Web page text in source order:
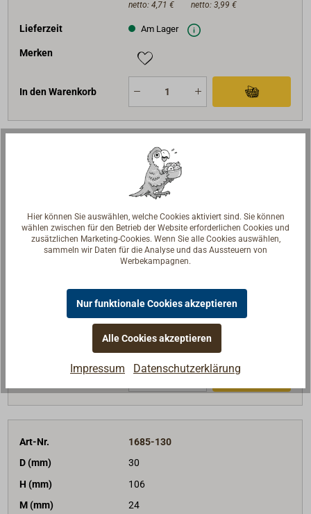
netto: 4,71 € netto: 3,99 €
Lieferzeit Am Lager
Merken
In den Warenkorb
1685-124
90
M (mm)
20
D1 (mm)
50
Bis 4Stk
netto:8,82 € netto:7,48 €
In den Warenkorb
Art-Nr.
1685-130
D (mm)
30
H (mm)
106
M (mm)
24
Hier können Sie auswählen, welche Cookies aktiviert sind. Sie können
wählen zwischen für den Betrieb der Website erforderlichen Cookies und
zusätzlichen Marketing-Cookies. Wenn Sie alle Cookies auswählen,
sammeln wir Daten für die Analyse und das Aussteuern von
Werbekampagnen.
Nur funktionale Cookies akzeptieren
Alle Cookies akzeptieren
Impressum Datenschutzerklärung